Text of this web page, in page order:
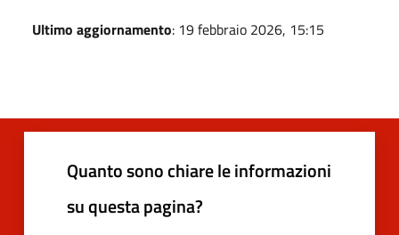
Ultimo aggiornamento: 19 febbraio 2026, 15:15
Quanto sono chiare le informazioni
su questa pagina?